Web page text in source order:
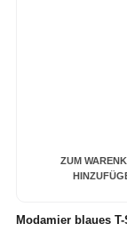
ZUM
Modamier blaues